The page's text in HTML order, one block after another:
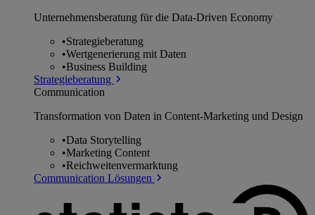
Unternehmens­beratung für die Data-Driven Economy
•Strategieberatung
•Wertgenerierung mit Daten
•Business Building
Strategieberatung
Communication
Transformation von Daten in Content-Marketing und Design
•Data Storytelling
•Marketing Content
•Reichweitenvermarktung
Communication Lösungen